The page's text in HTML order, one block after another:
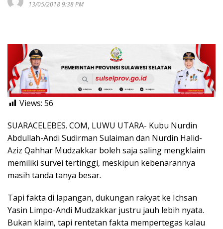
13/05/2018 9:38 PM
Views: 56
SUARACELEBES. COM, LUWU UTARA- Kubu Nurdin
Abdullah-Andi Sudirman Sulaiman dan Nurdin Halid-
Aziz Qahhar Mudzakkar boleh saja saling mengklaim
memiliki survei tertinggi, meskipun kebenarannya
masih tanda tanya besar.
Tapi fakta di lapangan, dukungan rakyat ke Ichsan
Yasin Limpo-Andi Mudzakkar justru jauh lebih nyata.
Bukan klaim, tapi rentetan fakta mempertegas kalau